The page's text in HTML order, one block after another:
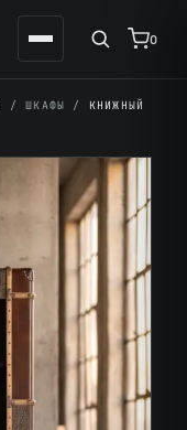
0
/ШКАФЫ / КНИЖНЫЙ